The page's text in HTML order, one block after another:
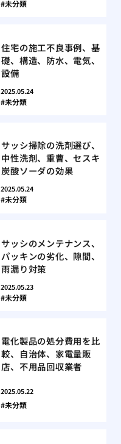
未分類
住宅の施工不良事例、基
礎、構造、防水、電気、
設備
2025.05.24
未分類
サッシ掃除の洗剤選び、
中性洗剤、重曹、セスキ
炭酸ソーダの効果
2025.05.24
未分類
サッシのメンテナンス、
パッキンの劣化、隙間、
雨漏り対策
2025.05.23
未分類
電化製品の処分費用を比
較、自治体、家電量販
店、不用品回収業者
2025.05.22
未分類